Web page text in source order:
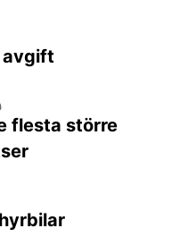
avgift
flesta större